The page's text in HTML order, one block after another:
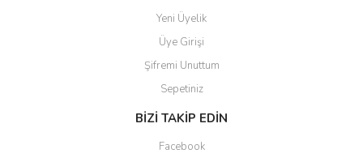
Yeni Üyelik
Üye Girişi
Şifremi Unuttum
Sepetiniz
BİZİ TAKİP EDİN
Facebook